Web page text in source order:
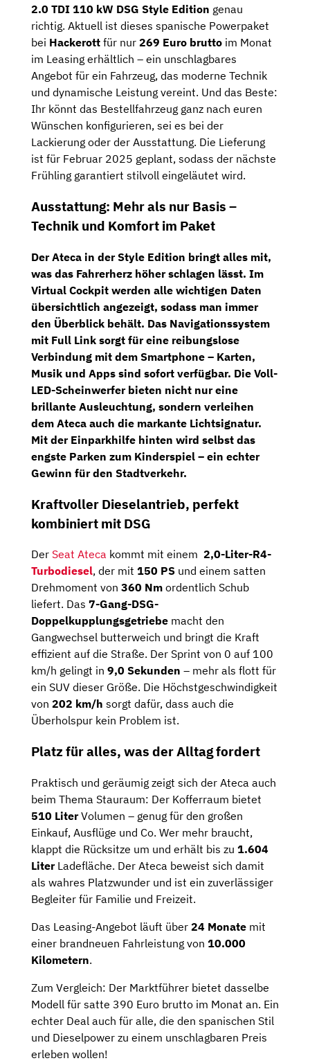
2.0 TDI 110 kW DSG Style Edition genau
richtig. Aktuell ist dieses spanische Powerpaket
bei Hackerott für nur 269 Euro brutto im Monat
im Leasing erhältlich – ein unschlagbares
Angebot für ein Fahrzeug, das moderne Technik
und dynamische Leistung vereint. Und das Beste:
Ihr könnt das Bestellfahrzeug ganz nach euren
Wünschen konfigurieren, sei es bei der
Lackierung oder der Ausstattung. Die Lieferung
ist für Februar 2025 geplant, sodass der nächste
Frühling garantiert stilvoll eingeläutet wird.
Ausstattung: Mehr als nur Basis –
Technik und Komfort im Paket
Der Ateca in der Style Edition bringt alles mit,
was das Fahrerherz höher schlagen lässt. Im
Virtual Cockpit werden alle wichtigen Daten
übersichtlich angezeigt, sodass man immer
den Überblick behält. Das Navigationssystem
mit Full Link sorgt für eine reibungslose
Verbindung mit dem Smartphone – Karten,
Musik und Apps sind sofort verfügbar. Die Voll-
LED-Scheinwerferbieten nicht nur eine
brillante Ausleuchtung, sondern verleihen
dem Ateca auch die markante Lichtsignatur.
Mit der Einparkhilfe hinten wird selbst das
engste Parken zum Kinderspiel – ein echter
Gewinn für den Stadtverkehr.
Kraftvoller Dieselantrieb, perfekt
kombiniert mit DSG
Der Seat Ateca kommt mit einem 2,0-Liter-R4-
Turbodiesel, der mit 150 PS und einem satten
Drehmoment von 360 Nm ordentlich Schub
liefert. Das 7-Gang-DSG-
Doppelkupplungsgetriebe macht den
Gangwechsel butterweich und bringt die Kraft
effizient auf die Straße. Der Sprint von 0 auf 100
km/h gelingt in 9,0 Sekunden – mehr als flott für
ein SUV dieser Größe. Die Höchstgeschwindigkeit
von 202 km/h sorgt dafür, dass auch die
Überholspur kein Problem ist.
Platz für alles, was der Alltag fordert
Praktisch und geräumig zeigt sich der Ateca auch
beim Thema Stauraum: Der Kofferraum bietet
510 LiterVolumen – genug für den großen
Einkauf, Ausflüge und Co. Wer mehr braucht,
klappt die Rücksitze um und erhält bis zu 1.604
LiterLadefläche. Der Ateca beweist sich damit
als wahres Platzwunder und ist ein zuverlässiger
Begleiter für Familie und Freizeit.
Das Leasing-Angebot läuft über 24 Monate mit
einer brandneuen Fahrleistung von 10.000
Kilometern.
Zum Vergleich: Der Marktführer bietet dasselbe
Modell für satte 390 Euro brutto im Monat an. Ein
echter Deal auch für alle, die den spanischen Stil
und Dieselpower zu einem unschlagbaren Preis
erleben wollen!